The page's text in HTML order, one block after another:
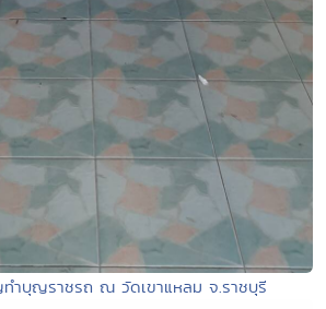
ำบุญราชรถ ณ วัดเขาแหลม จ.ราชบุรี